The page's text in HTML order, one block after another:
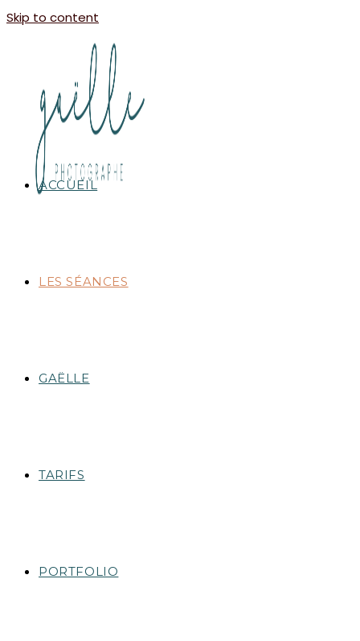
Skip to content
ACCUEIL
LES SÉANCES
GAËLLE
TARIFS
PORTFOLIO